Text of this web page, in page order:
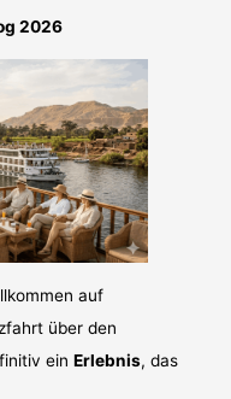
2026
auf
über den
einErlebnis, das